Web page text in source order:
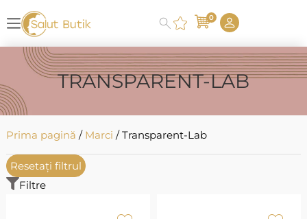
0
TRANSPARENT-LAB
Prima pagină / Marci / Transparent-Lab
Resetați filtrul
Filtre